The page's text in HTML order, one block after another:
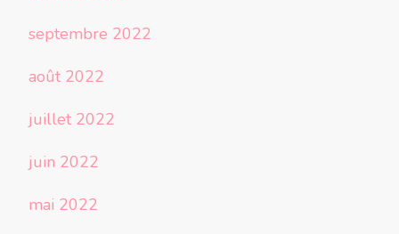
septembre 2022
août 2022
juillet 2022
juin 2022
mai 2022